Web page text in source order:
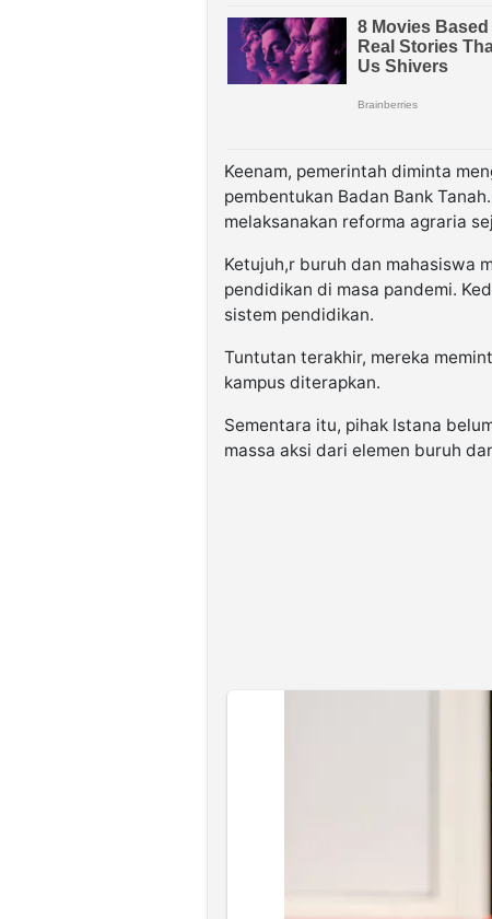
Keenam, pemerintah diminta
pembentukan Badan Bank
melaksanakan reforma agraria
Ketujuh,r buruh dan mahasiswa
pendidikan di masa pandemi.
sistem pendidikan.
Tuntutan terakhir, mereka
kampus diterapkan.
Sementara itu, pihak Istana
massa aksi dari elemen buruh